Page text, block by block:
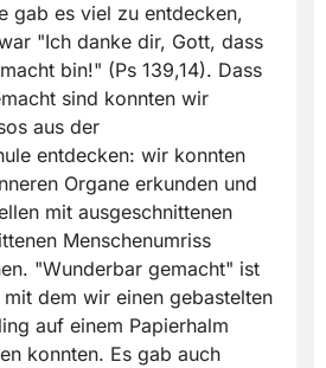
gab es viel zu entdecken,
"Ich danke dir, Gott, dass
bin!" (Ps 139,14). Dass
sind konnten wir
aus der
entdecken: wir konnten
Organe erkunden und
mit ausgeschnittenen
Menschenumriss
"Wunderbar gemacht" ist
dem wir einen gebastelten
auf einem Papierhalm
konnten. Es gab auch